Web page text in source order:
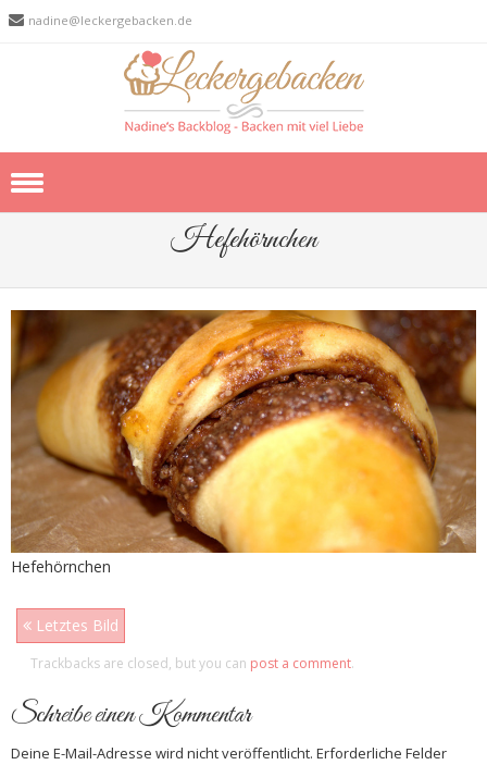
nadine@leckergebacken.de
Hefehörnchen
Hefehörnchen
Letztes Bild
Trackbacks are closed, but you can post a comment.
Schreibe einen Kommentar
Deine E-Mail-Adresse wird nicht veröffentlicht. Erforderliche Felder